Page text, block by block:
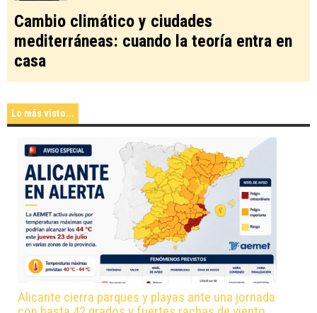
Cambio climático y ciudades
mediterráneas: cuando la teoría entra en
casa
Lo más visto...
Alicante cierra parques y playas ante una jornada